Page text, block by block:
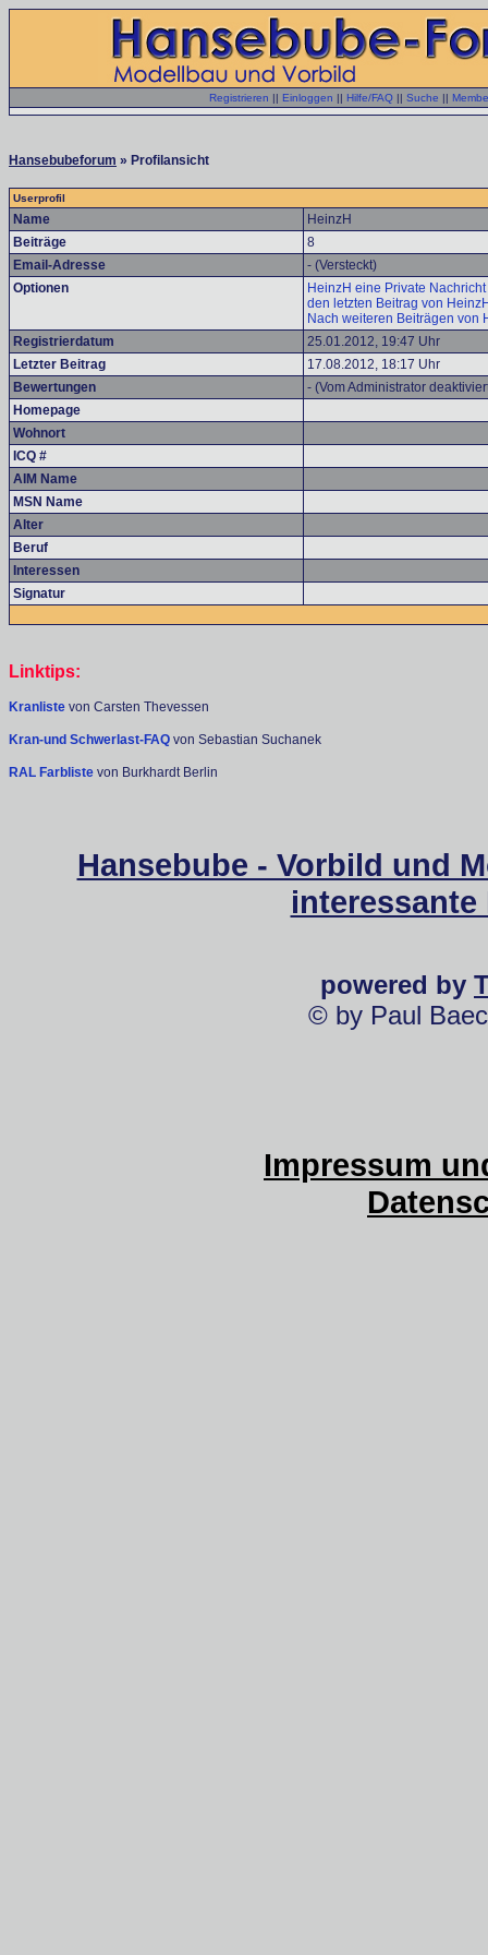
Registrieren || Einloggen || Hilfe/FAQ || Suche ||
Hansebubeforum » Profilansicht
Userprofil
Name
HeinzH
Beiträge
8
Email-Adresse
- (Versteckt)
Optionen
HeinzH eine Private
den letzten Beitrag von
Nach weiteren Beiträgen von
Registrierdatum
25.01.2012, 19:47 Uhr
Letzter Beitrag
17.08.2012, 18:17 Uhr
Bewertungen
- (Vom Administrator
Homepage
Wohnort
ICQ #
AIM Name
MSN Name
Alter
Beruf
Interessen
Signatur
Linktips:
Kranliste von Carsten Thevessen
Kran-und Schwerlast-FAQ von Sebastian Suchanek
RAL Farbliste von Burkhardt Berlin
Hansebube - Vorbild und
powered by
© by Paul
Impressum